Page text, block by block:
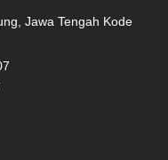
Jawa Tengah Kode